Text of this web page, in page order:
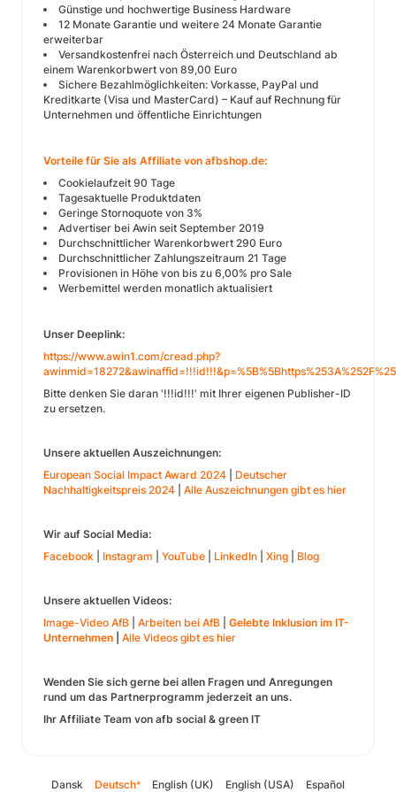
Günstige und hochwertige Business Hardware
12 Monate Garantie und weitere 24 Monate Garantie
erweiterbar
Versandkostenfrei nach Österreich und Deutschland ab
einem Warenkorbwert von 89,00 Euro
Sichere Bezahlmöglichkeiten: Vorkasse, PayPal und
Kreditkarte (Visa und MasterCard) – Kauf auf Rechnung für
Unternehmen und öffentliche Einrichtungen
Vorteile für Sie als Affiliate von afbshop.de:
Cookielaufzeit 90 Tage
Tagesaktuelle Produktdaten
Geringe Stornoquote von 3%
Advertiser bei Awin seit September 2019
Durchschnittlicher Warenkorbwert 290 Euro
Durchschnittlicher Zahlungszeitraum 21 Tage
Provisionen in Höhe von bis zu 6,00% pro Sale
Werbemittel werden monatlich aktualisiert
Unser Deeplink:
https://www.awin1.com/cread.php?
Bitte denken Sie daran '!!!id!!!' mit Ihrer eigenen Publisher-ID
zu ersetzen.
Unsere aktuellen Auszeichnungen:
European Social Impact Award 2024
Deutscher
Nachhaltigkeitspreis 2024
Alle Auszeichnungen gibt es hier
Wir auf Social Media:
Facebook
Instagram YouTube LinkedIn Xing Blog
Unsere aktuellen Videos:
Image-Video AfB
Arbeiten bei AfB
Gelebte Inklusion im IT-
Unternehmen
Alle Videos gibt es hier
Wenden Sie sich gerne bei allen Fragen und Anregungen
rund um das Partnerprogramm jederzeit an uns.
Ihr Affiliate Team von afb social & green IT
Dansk Deutsch* English (UK) English (USA)
Español